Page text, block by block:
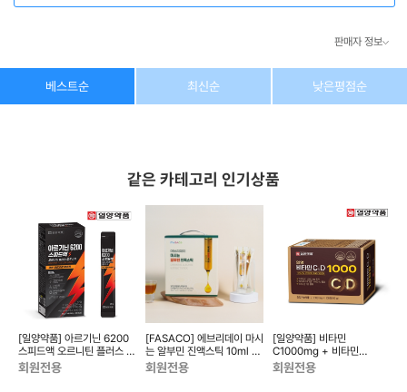
판매자 정보
상호/대표자 (주) 동이커머스
dongeecom@naver.com
소재지 경기도 고양시 덕양구 꽃마을로64, 1235호
베스트순 최신순 낮은평점순
같은 카테고리 인기상품
[일양약품] 아르기닌 6200
스피드액 오르니틴 플러스 로
우 슈가 (14일분)
회원전용
[FASACO] 에브리데이 마시
는 알부민 진액스틱 10ml x
50포
회원전용
[일양약품] 비타민
C1000mg + 비타민
D1000IU 한번에 비타민
C&D 1000 (100일분)
회원전용